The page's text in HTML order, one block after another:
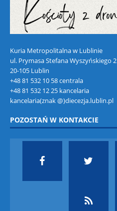
Kuria Metropolitalna w Lublinie
ul. Prymasa Stefana Wyszyńskiego 2
20-105 Lublin
+48 81 532 10 58 centrala
+48 81 532 12 25 kancelaria
kancelaria(znak @)diecezja.lublin.pl
POZOSTAŃ W KONTAKCIE